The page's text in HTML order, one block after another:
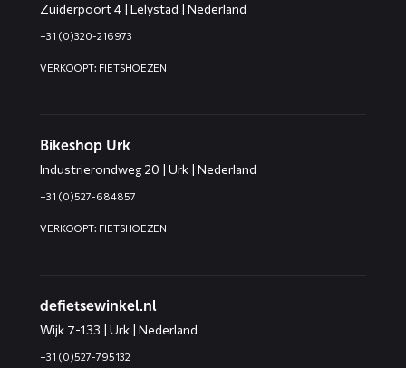
Zuiderpoort 4 | Lelystad | Nederland
+31 (0)320-216973
VERKOOPT: FIETSHOEZEN
Bikeshop Urk
Industrierondweg 20 | Urk | Nederland
+31 (0)527-684857
VERKOOPT: FIETSHOEZEN
defietsewinkel.nl
Wijk 7-133 | Urk | Nederland
+31 (0)527-795132